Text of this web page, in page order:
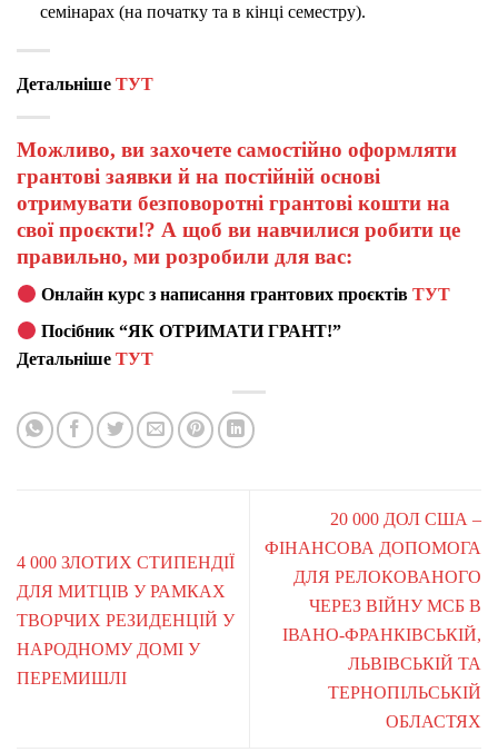
семінарах (на початку та в кінці семестру).
Детальніше ТУТ
Можливо, ви захочете самостійно оформляти
грантові заявки й на постійній основі
отримувати безповоротні грантові кошти на
свої проєкти!? А щоб ви навчилися робити це
правильно, ми розробили для вас:
Онлайн курс з написання грантових проєктівТУТ
Посібник “ЯК ОТРИМАТИ ГРАНТ!”
Детальніше ТУТ
4 000 ЗЛОТИХ СТИПЕНДІЇ
ДЛЯ МИТЦІВ У РАМКАХ
ТВОРЧИХ РЕЗИДЕНЦІЙ У
НАРОДНОМУ ДОМІ У
ПЕРЕМИШЛІ
20 000 ДОЛ США –
ФІНАНСОВА ДОПОМОГА
ДЛЯ РЕЛОКОВАНОГО
ЧЕРЕЗ ВІЙНУ МСБ В
ІВАНО-ФРАНКІВСЬКІЙ,
ЛЬВІВСЬКІЙ ТА
ТЕРНОПІЛЬСЬКІЙ
ОБЛАСТЯХ